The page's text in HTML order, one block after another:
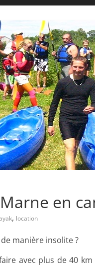
en
, location
manière insolite ?
avec plus de 40 km